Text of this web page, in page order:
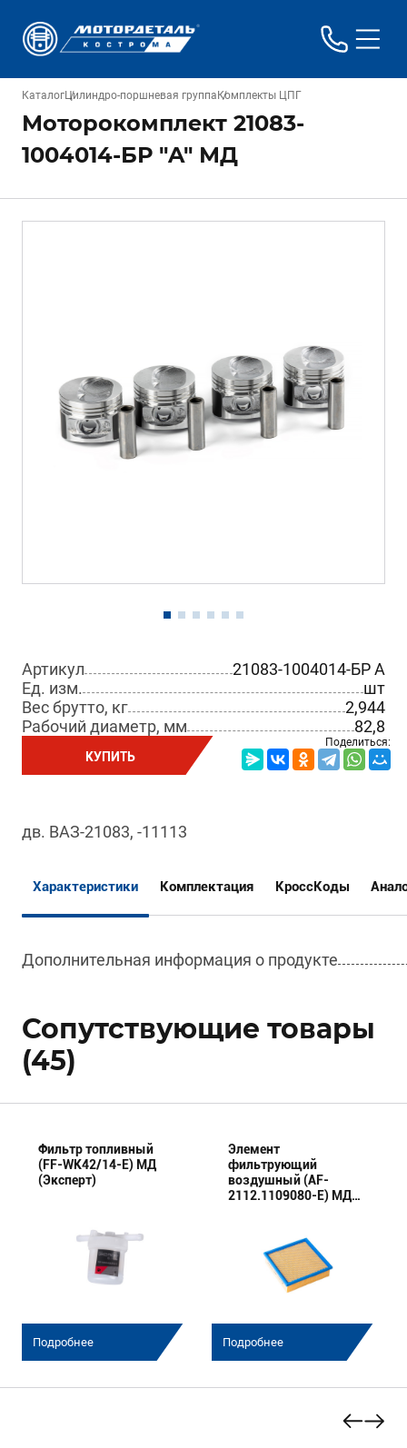
КаталогЦилиндро-поршневая группа Комплекты ЦПГ
Моторокомплект 21083-
1004014-БР "A" МД
Артикул
21083-1004014-БР A
Ед. изм.
шт
Вес брутто, кг
2,944
Рабочий диаметр, мм
82,8
КУПИТЬ
Поделиться:
дв. ВАЗ-21083, -11113
Характеристики Комплектация КроссКоды
Дополнительная информация о продукте
Сопутствующие товары
(45)
Фильтр топливный
(FF-WK42/14-E) МД
(Эксперт)
Подробнее
Элемент
фильтрующий
воздушный (AF-
2112.1109080-E) МД
Подробнее